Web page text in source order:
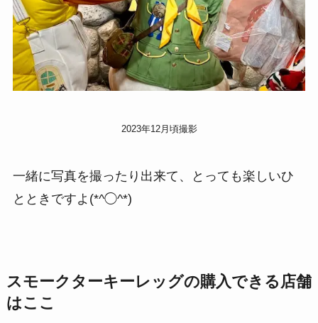
2023年12月頃撮影
一緒に写真を撮ったり出来て、とっても楽しいひ
とときですよ(*^◯^*)
スモークターキーレッグの購入できる店舗
はここ